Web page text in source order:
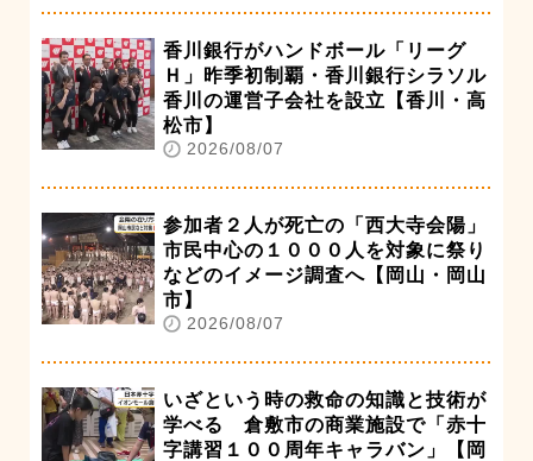
香川銀行がハンドボール「リーグ
Ｈ」昨季初制覇・香川銀行シラソル
香川の運営子会社を設立【香川・高
松市】
2026/08/07
参加者２人が死亡の「西大寺会陽」
市民中心の１０００人を対象に祭り
などのイメージ調査へ【岡山・岡山
市】
2026/08/07
いざという時の救命の知識と技術が
学べる 倉敷市の商業施設で「赤十
字講習１００周年キャラバン」【岡